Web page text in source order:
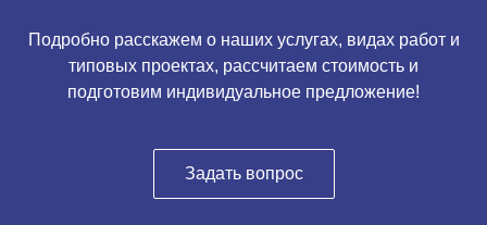
Подробно расскажем о наших услугах, видах работ и
типовых проектах, рассчитаем стоимость и
подготовим индивидуальное предложение!
Задать вопрос